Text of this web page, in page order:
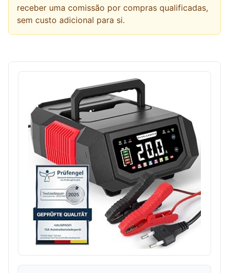
receber uma comissão por compras qualificadas,
sem custo adicional para si.